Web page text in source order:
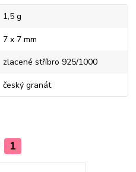
1,5 g
7 x 7 mm
zlacené stříbro 925/1000
český granát
1